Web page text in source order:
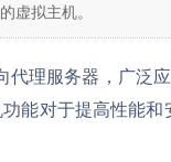
虚拟主机。
代理服务器，广泛
能对于提高性能